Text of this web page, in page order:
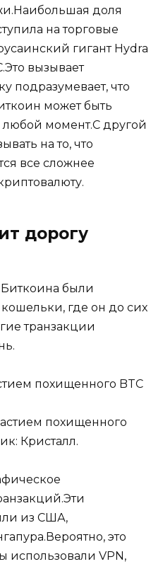
доля
на торговые
гигант Hydra
вызывает
подразумевает, что
может быть
момент.С другой
на то, что
все сложнее
дорогу
были
где он до сих
транзакции
похищенного
Кристалл.
из США,
это
использовали VPN,